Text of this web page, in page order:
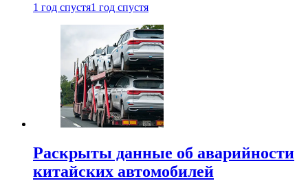
1 год спустя1 год спустя
Раскрыты данные об аварийности
китайских автомобилей